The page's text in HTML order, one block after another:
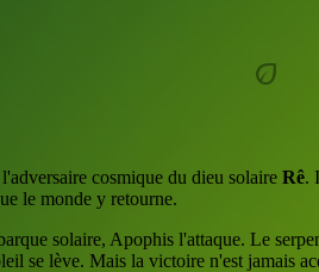
eco
cosmique du dieu solaire Rê.
le monde y retourne.
solaire, Apophis l'attaque. Le
se lève. Mais la victoire n'est jamais